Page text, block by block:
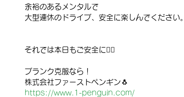
余裕のあるメンタルで
大型連休のドライブ、安全に楽しんでください。
それでは本日もご安全に🙋‍♀️
ブランク克服なら！
株式会社ファーストペンギン🐧
https://www.1-penguin.com/